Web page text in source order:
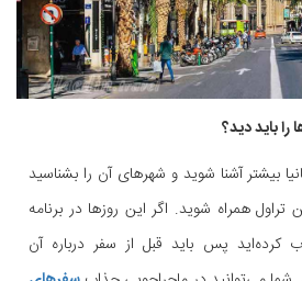
را باید دید؟
بیشتر آشنا شوید و شهرهای آن را بشناسید
تراول همراه شوید. اگر این روزها در برنامه
کرده‌اید پس باید قبل از سفر درباره آن